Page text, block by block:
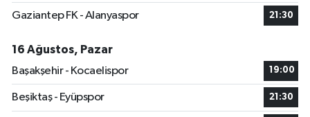
Gaziantep FK - Alanyaspor 21:30
16 Ağustos, Pazar
Başakşehir - Kocaelispor
19:00
Beşiktaş - Eyüpspor 21:30